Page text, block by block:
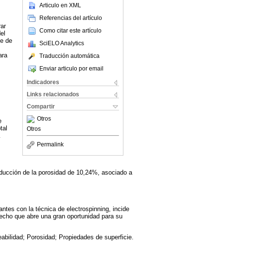
Articulo en XML
Referencias del artículo
Como citar este artículo
SciELO Analytics
Traducción automática
Enviar articulo por email
Indicadores
Links relacionados
Compartir
Otros
Otros
Permalink
de
de la porosidad de 10,24%, asociado a
con la técnica de electrospinning, incide
que abre una gran oportunidad para su
Porosidad; Propiedades de superficie.